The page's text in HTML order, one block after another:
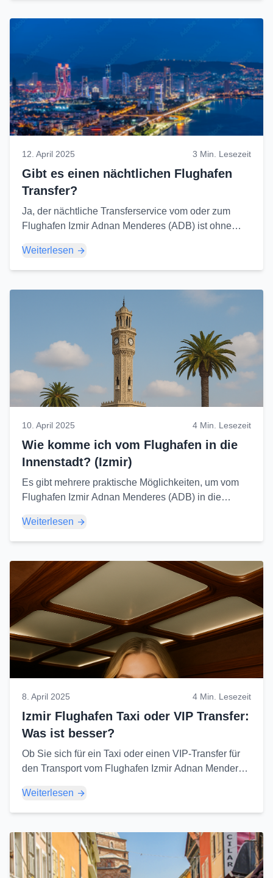
12. April 2025 3 Min. Lesezeit
Gibt es einen nächtlichen Flughafen
Transfer?
Ja, der nächtliche Transferservice vom oder zum
Flughafen Izmir Adnan Menderes (ADB) ist ohne
Sorgen um Ihre Nachtflüge...
Weiterlesen
10. April 2025 4 Min. Lesezeit
Wie komme ich vom Flughafen in die
Innenstadt? (Izmir)
Es gibt mehrere praktische Möglichkeiten, um vom
Flughafen Izmir Adnan Menderes (ADB) in die
Basmane) zu gelangen...
Weiterlesen
8. April 2025 4 Min. Lesezeit
Izmir Flughafen Taxi oder VIP Transfer:
Was ist besser?
Ob Sie sich für ein Taxi oder einen VIP-Transfer für
den Transport vom Flughafen Izmir Adnan Menderes
Erwartungen ab. Hier ist der Vergleich...
Weiterlesen